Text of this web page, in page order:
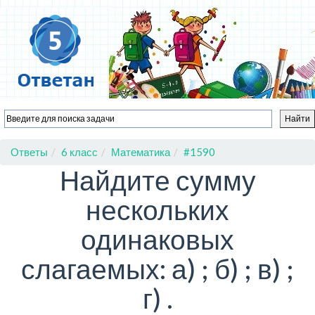
Ответы 6 класс Математика #1590
Найдите сумму
нескольких
одинаковых
слагаемых: а) ; б) ; в) ;
г) .